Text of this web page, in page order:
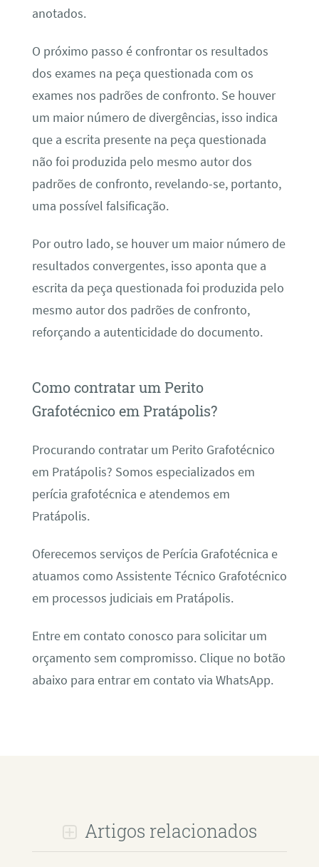
anotados.
O próximo passo é confrontar os resultados
dos exames na peça questionada com os
exames nos padrões de confronto. Se houver
um maior número de divergências, isso indica
que a escrita presente na peça questionada
não foi produzida pelo mesmo autor dos
padrões de confronto, revelando-se, portanto,
uma possível falsificação.
Por outro lado, se houver um maior número de
resultados convergentes, isso aponta que a
escrita da peça questionada foi produzida pelo
mesmo autor dos padrões de confronto,
reforçando a autenticidade do documento.
Como contratar um Perito
Grafotécnico em Pratápolis?
Procurando contratar um Perito Grafotécnico
em Pratápolis? Somos especializados em
perícia grafotécnica e atendemos em
Pratápolis.
Oferecemos serviços de Perícia Grafotécnica e
atuamos como Assistente Técnico Grafotécnico
em processos judiciais em Pratápolis.
Entre em contato conosco para solicitar um
orçamento sem compromisso. Clique no botão
abaixo para entrar em contato via WhatsApp.
Artigos relacionados